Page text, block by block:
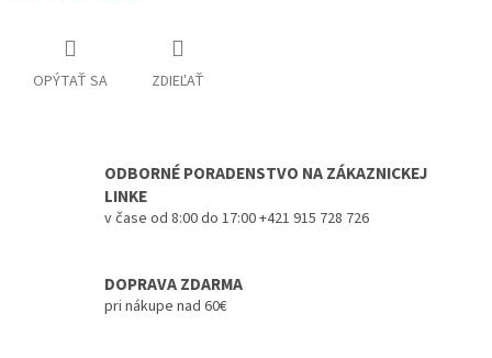
OPÝTAŤ SA ZDIEĽAŤ
ODBORNÉ PORADENSTVO NA ZÁKAZNICKEJ
LINKE
v čase od 8:00 do 17:00 +421 915 728 726
DOPRAVA ZDARMA
pri nákupe nad 60€